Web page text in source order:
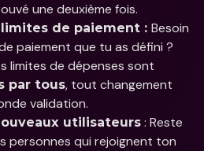
une deuxième fois.
de paiement : Besoin
paiement que tu as défini ?
limites de dépenses sont
par tous, tout changement
validation.
utilisateurs : Reste
personnes qui rejoignent ton